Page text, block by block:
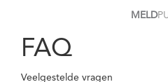
MELD
FAQ
Veelgestelde vragen